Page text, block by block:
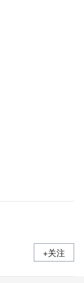
+关注